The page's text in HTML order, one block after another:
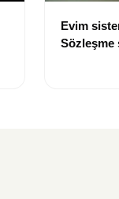
Evim
Sözleşme